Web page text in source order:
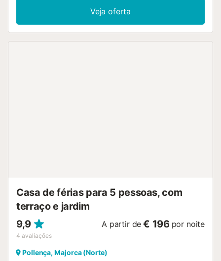
Veja oferta
Casa de férias para 5 pessoas, com
terraço e jardim
9,9
4 avaliações
A partir de € 196 por noite
Pollença, Majorca (Norte)